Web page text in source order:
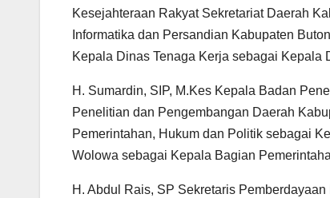
Kesejahteraan Rakyat Sekretariat Daerah
Informatika dan Persandian Kabupaten
Kepala Dinas Tenaga Kerja sebagai Kepala
H. Sumardin, SIP, M.Kes Kepala Badan
Penelitian dan Pengembangan Daerah
Pemerintahan, Hukum dan Politik sebagai
Wolowa sebagai Kepala Bagian
H. Abdul Rais, SP Sekretaris